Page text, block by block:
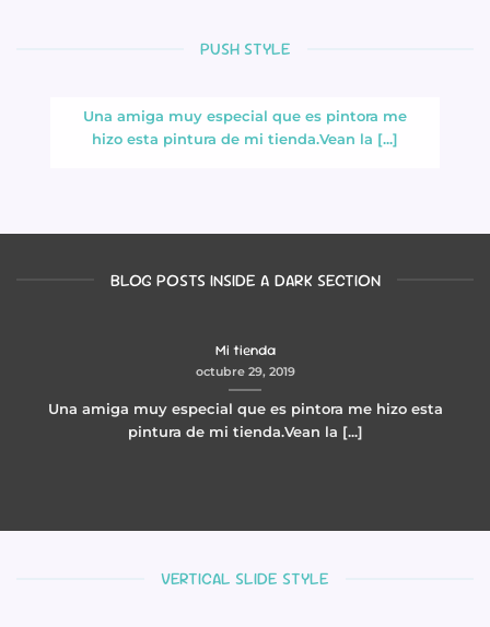
PUSH STYLE
Mi tienda
Una amiga muy especial que es pintora me
hizo esta pintura de mi tienda.Vean la [...]
BLOG POSTS INSIDE A DARK SECTION
Mi tienda
octubre 29, 2019
Una amiga muy especial que es pintora me hizo esta
pintura de mi tienda.Vean la [...]
VERTICAL SLIDE STYLE